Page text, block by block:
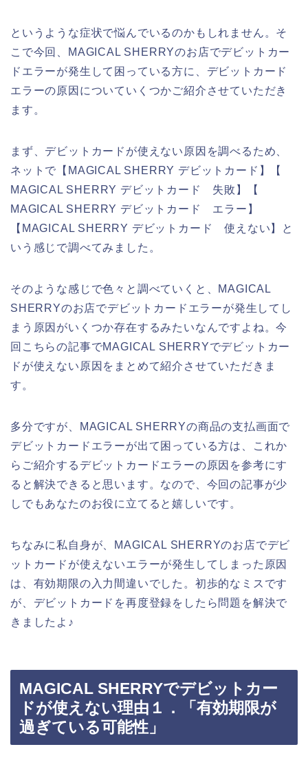
というような症状で悩んでいるのかもしれません。そ
こで今回、MAGICAL SHERRYのお店でデビットカー
ドエラーが発生して困っている方に、デビットカード
エラーの原因についていくつかご紹介させていただき
ます。
まず、デビットカードが使えない原因を調べるため、
ネットで【MAGICAL SHERRY デビットカード】【
MAGICAL SHERRY デビットカード 失敗】【
MAGICAL SHERRY デビットカード エラー】
【MAGICAL SHERRY デビットカード 使えない】と
いう感じで調べてみました。
そのような感じで色々と調べていくと、MAGICAL
SHERRYのお店でデビットカードエラーが発生してし
まう原因がいくつか存在するみたいなんですよね。今
回こちらの記事でMAGICAL SHERRYでデビットカー
ドが使えない原因をまとめて紹介させていただきま
す。
多分ですが、MAGICAL SHERRYの商品の支払画面で
デビットカードエラーが出て困っている方は、これか
らご紹介するデビットカードエラーの原因を参考にす
ると解決できると思います。なので、今回の記事が少
しでもあなたのお役に立てると嬉しいです。
ちなみに私自身が、MAGICAL SHERRYのお店でデビ
ットカードが使えないエラーが発生してしまった原因
は、有効期限の入力間違いでした。初歩的なミスです
が、デビットカードを再度登録をしたら問題を解決で
きましたよ♪
MAGICAL SHERRYでデビットカー
ドが使えない理由１．「有効期限が
過ぎている可能性」